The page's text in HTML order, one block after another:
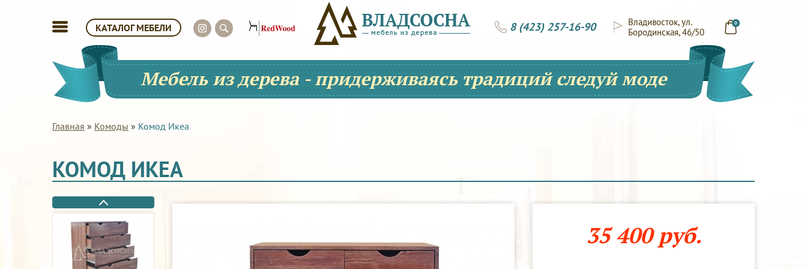
КАТАЛОГ МЕБЕЛИ 0
Владивосток, ул.
Бородинская, 46/50
8 (423) 257-16-90
Мебель из дерева - придерживаясь традиций следуй моде
Главная » Комоды » Комод Икеа
КОМОД ИКЕА
35 400 руб.